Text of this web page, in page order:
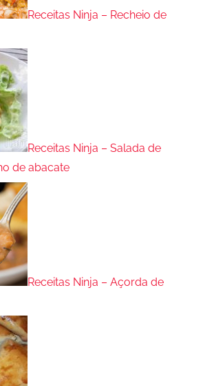
Receitas Ninja – Recheio de
Receitas Ninja – Salada de
de abacate
Receitas Ninja – Açorda de